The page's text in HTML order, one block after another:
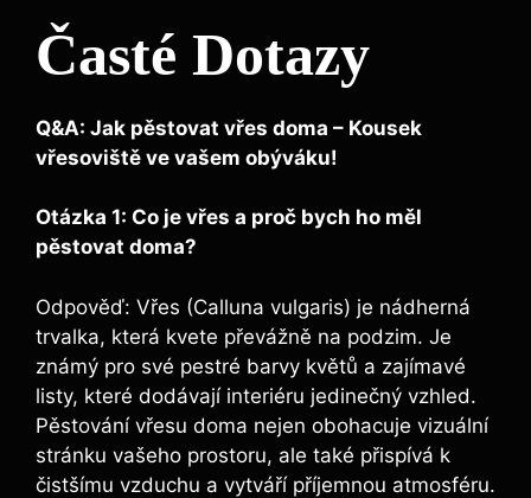
Časté Dotazy
Q&A: Jak pěstovat vřes doma – Kousek
vřesoviště ve vašem obýváku!
Otázka 1: Co je vřes a proč bych ho měl
pěstovat doma?
Odpověď: Vřes (Calluna vulgaris) je nádherná
trvalka, která kvete převážně na podzim. Je
známý pro své pestré barvy květů a zajímavé
listy, které dodávají interiéru jedinečný vzhled.
Pěstování vřesu doma nejen obohacuje vizuální
stránku vašeho prostoru, ale také přispívá k
čistšímu vzduchu a vytváří příjemnou atmosféru.